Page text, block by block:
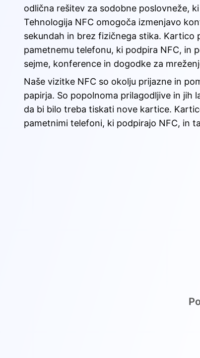
odlična rešitev za sodobne poslovneže,
Tehnologija NFC omogoča izmenjavo
sekundah in brez fizičnega stika. Kartico
pametnemu telefonu, ki podpira NFC, in
sejme, konference in dogodke za
Naše vizitke NFC so okolju prijazne in
papirja. So popolnoma prilagodljive in jih
da bi bilo treba tiskati nove kartice.
pametnimi telefoni, ki podpirajo NFC, in